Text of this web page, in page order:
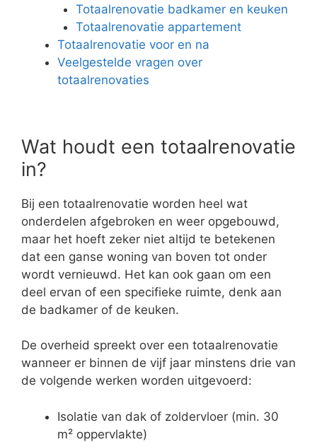
Totaalrenovatie badkamer en keuken
Totaalrenovatie appartement
Totaalrenovatie voor en na
Veelgestelde vragen over
totaalrenovaties
Wat houdt een totaalrenovatie
in?
Bij een totaalrenovatie worden heel wat
onderdelen afgebroken en weer opgebouwd,
maar het hoeft zeker niet altijd te betekenen
dat een ganse woning van boven tot onder
wordt vernieuwd. Het kan ook gaan om een
deel ervan of een specifieke ruimte, denk aan
de badkamer of de keuken.
De overheid spreekt over een totaalrenovatie
wanneer er binnen de vijf jaar minstens drie van
de volgende werken worden uitgevoerd:
Isolatie van dak of zoldervloer (min. 30
m² oppervlakte)